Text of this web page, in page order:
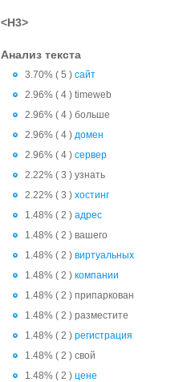
<H3>
Анализ текста
3.70% ( 5 ) сайт
2.96% ( 4 ) timeweb
2.96% ( 4 ) больше
2.96% ( 4 ) домен
2.96% ( 4 ) сервер
2.22% ( 3 ) узнать
2.22% ( 3 ) хостинг
1.48% ( 2 ) адрес
1.48% ( 2 ) вашего
1.48% ( 2 ) виртуальных
1.48% ( 2 ) компании
1.48% ( 2 ) припаркован
1.48% ( 2 ) разместите
1.48% ( 2 ) регистрация
1.48% ( 2 ) свой
1.48% ( 2 ) цене